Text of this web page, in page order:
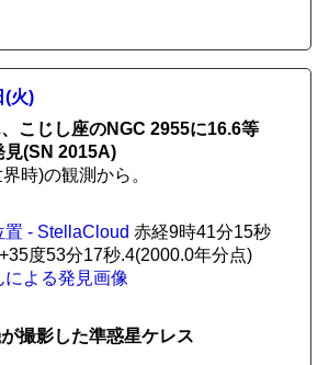
(火)
こじし座のNGC 2955に16.6等
見(SN 2015A)
時)の観測から。
置 - StellaCloud 赤経9時41分15秒
度53分17秒.4(2000.0年分点)
による発見画像
撮影した準惑星ケレス